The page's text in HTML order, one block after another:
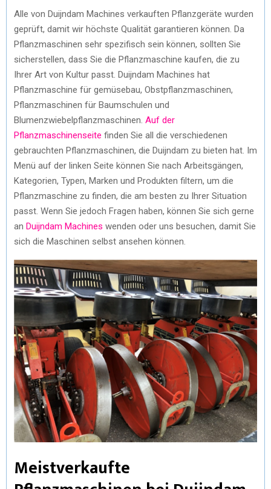
Alle von Duijndam Machines verkauften Pflanzgeräte wurden
geprüft, damit wir höchste Qualität garantieren können. Da
Pflanzmaschinen sehr spezifisch sein können, sollten Sie
sicherstellen, dass Sie die Pflanzmaschine kaufen, die zu
Ihrer Art von Kultur passt. Duijndam Machines hat
Pflanzmaschine für gemüsebau, Obstpflanzmaschinen,
Pflanzmaschinen für Baumschulen und
Blumenzwiebelpflanzmaschinen. Auf der
Pflanzmaschinenseite finden Sie all die verschiedenen
gebrauchten Pflanzmaschinen, die Duijndam zu bieten hat. Im
Menü auf der linken Seite können Sie nach Arbeitsgängen,
Kategorien, Typen, Marken und Produkten filtern, um die
Pflanzmaschine zu finden, die am besten zu Ihrer Situation
passt. Wenn Sie jedoch Fragen haben, können Sie sich gerne
an Duijndam Machines wenden oder uns besuchen, damit Sie
sich die Maschinen selbst ansehen können.
Meistverkaufte